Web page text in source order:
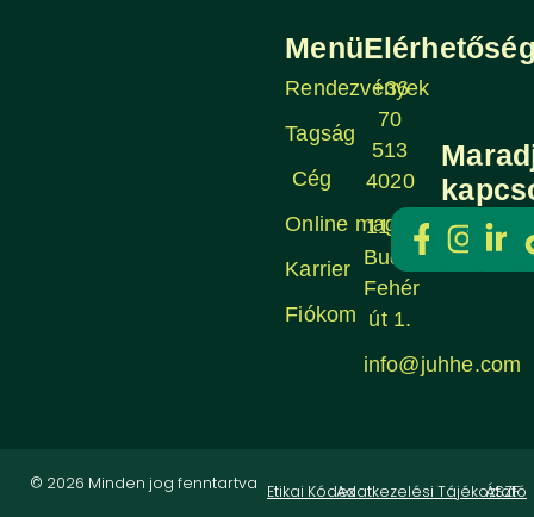
Menü
Rendezvények
Tagság
Cég
Online magazin
Karrier
Fiókom
+36
70
513
4020
1106
Budapest,
Fehér
út 1.
info@juhhe.com
© 2026 Minden jog fenntartva Etikai KódexAdatkezelési Tájékoztató
ÁSZF